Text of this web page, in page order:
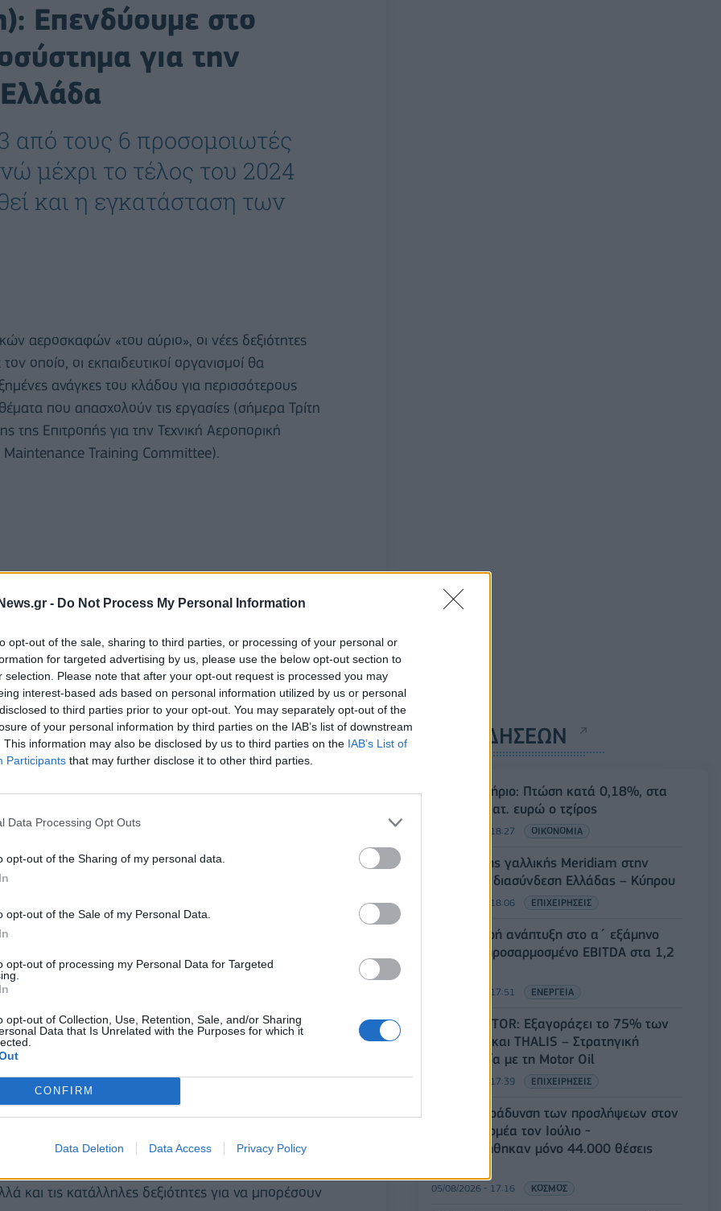
- Do Not Process My Personal Information
opt-out of the sale, sharing to third parties, or processing of your personal or
for targeted advertising by us, please use the below opt-out section to
selection. Please note that after your opt-out request is processed you may
interest-based ads based on personal information utilized by us or personal
to third parties prior to your opt-out. You may separately opt-out of the
of your personal information by third parties on the IAB’s list of downstream
This information may also be disclosed by us to third parties on the IAB’s List of
Participants that may further disclose it to other third parties.
Data Processing Opt Outs
opt-out of the Sharing of my personal data.
opt-out of the Sale of my Personal Data.
opt-out of processing my Personal Data for Targeted
opt-out of Collection, Use, Retention, Sale, and/or Sharing
Data that Is Unrelated with the Purposes for which it
CONFIRM
Data Deletion Data Access Privacy Policy
Επενδύουμε στο
για την
από τους 6 προσομοιωτές
μέχρι το τέλος του 2024
και η εγκατάσταση των
αεροσκαφών «του αύριο», οι νέες δεξιότητες
οποίο, οι εκπαιδευτικοί οργανισμοί θα
ανάγκες του κλάδου για περισσότερους
θέματα που απασχολούν τις εργασίες (σήμερα Τρίτη
της Επιτροπής για την Τεχνική Αεροπορική
Training Committee).
AEGEAN και ο διεθνώς αναγνωρισμένος
Olympic Air MTO και συμμετέχουν
οργανισμούς τεχνικής εκπαίδευσης και
εταιρειών και ρυθμιστικές αρχές από όλη
ο κ. Δημήτρης Γερογιάννης, CEO
και αναφέρθηκε στην επένδυση
«ολοκληρωμένο οικοσύστημα για την
χαρούμενοι που φιλοξενούμε μια τέτοια
χρονικά με τη μεγάλη επένδυση της
οικοσυστήματος για την αερομεταφορά
για την εκπαίδευση των πιλότων μας με
της τεχνικής μας βάσης, καθώς
και προς τρίτους». Σύμφωνα με τον κ.
κλάδου τα τελευταία χρόνια, αλλά και μετά την
τεχνικής εκπαίδευσης αεροσκαφών είναι
εκπαίδευση των νέων τεχνικών και
οι νέες και νέοι μηχανικοί να
και τις κατάλληλες δεξιότητες για να μπορέσουν
ΡΟΗ ΕΙΔΗΣΕΩΝ
Χρηματιστήριο: Πτώση κατά 0,18%, στα
315,71 εκατ. ευρώ ο τζίρος
05/08/2026 - 18:27 ΟΙΚΟΝΟΜΙΑ
Είσοδος της γαλλικής Meridiam στην
ηλεκτρική διασύνδεση Ελλάδας – Κύπρου
05/08/2026 - 18:06 ΕΠΙΧΕΙΡΗΣΕΙΣ
ΔΕΗ: Ισχυρή ανάπτυξη στο α΄ εξάμηνο
2026 με προσαρμοσμένο EBITDA στα 1,2
05/08/2026 - 17:51 ΕΝΕΡΓΕΙΑ
Όμιλος AKTOR: Εξαγοράζει το 75% των
ΗΛΕΚΤΩΡ και THALIS – Στρατηγική
συνεργασία με τη Motor Oil
05/08/2026 - 17:39 ΕΠΙΧΕΙΡΗΣΕΙΣ
ΗΠΑ: Επιβράδυνση των προσλήψεων στον
ιδιωτικό τομέα τον Ιούλιο -
Δημιουργήθηκαν μόνο 44.000 θέσεις
05/08/2026 - 17:16 ΚΟΣΜΟΣ